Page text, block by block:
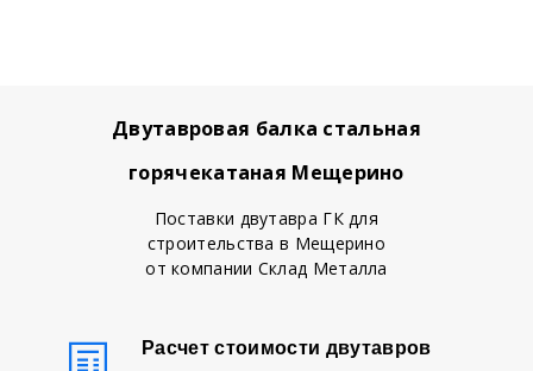
Двутавровая балка стальная
горячекатаная Мещерино
Поставки двутавра ГК для
строительства в Мещерино
от компании Склад Металла
Расчет стоимости двутавров